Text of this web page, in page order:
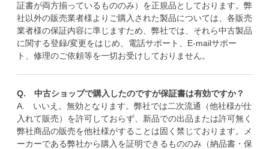
証書が両方揃っているもののみ）を正規品としております。弊
社以外の販売業者様よりご購入された製品については、各販売
業者様の保証内容に準じますため、弊社では、それら中古製品
に関する登録/変更をはじめ、電話サポート、E-mailサポー
ト、修理のご依頼等を一切お受けしておりません。
Q. 中古ショップで購入したのですが保証書は有効ですか？
A. いいえ。無効となります。弊社では二次流通（他社様が仕
入れて販売）を許可しておらず、新品での出品または許可無く
弊社商品の販売を他社様がすることは固く禁じております。メ
ーカーである弊社から購入を証明できるもののみ（納品書・保